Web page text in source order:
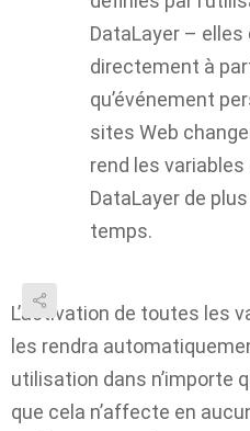
DataLayer –
directement à
qu’événement
sites Web
rend les
DataLayer de
temps.
L’activation de toutes les
les rendra
utilisation dans n’importe
que cela n’affecte en